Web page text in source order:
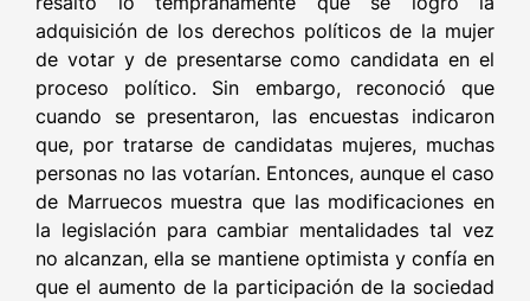
adquisición de los derechos políticos de la mujer
de votar y de presentarse como candidata en el
proceso político. Sin embargo, reconoció que
cuando se presentaron, las encuestas indicaron
que, por tratarse de candidatas mujeres, muchas
personas no las votarían. Entonces, aunque el caso
de Marruecos muestra que las modificaciones en
la legislación para cambiar mentalidades tal vez
no alcanzan, ella se mantiene optimista y confía en
que el aumento de la participación de la sociedad